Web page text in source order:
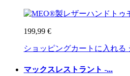
199,99 €
ショッピングカートに入れる
マックスレストラント -...